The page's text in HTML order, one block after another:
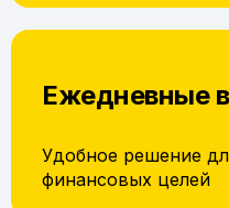
Ежедневные
Удобное решение
финансовых целей